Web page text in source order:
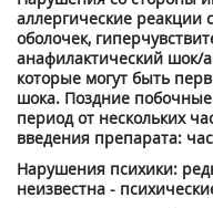
аллергические реакции
оболочек,
анафилактический шок/
которые могут быть
шока. Поздние
период от нескольких
введения препарата:
Нарушения психики:
неизвестна -